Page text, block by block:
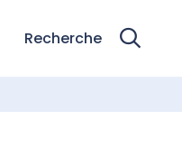
Recherche